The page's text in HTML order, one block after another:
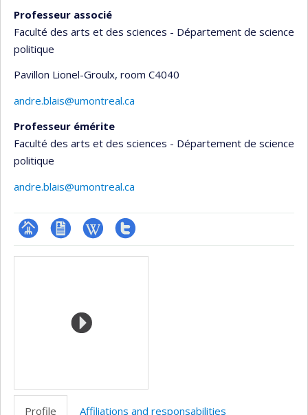
Professeur associé
Faculté des arts et des sciences - Département de science
politique
Pavillon Lionel-Groulx, room C4040
andre.blais@umontreal.ca
Professeur émérite
Faculté des arts et des sciences - Département de science
politique
andre.blais@umontreal.ca
Page CV Wiki
Compte
Media
Profile Affiliations and responsabilities